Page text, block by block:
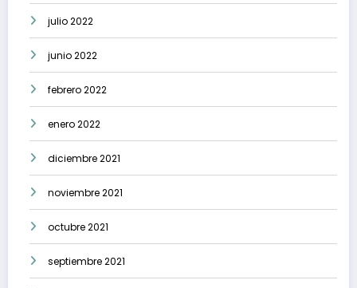
julio 2022
junio 2022
febrero 2022
enero 2022
diciembre 2021
noviembre 2021
octubre 2021
septiembre 2021